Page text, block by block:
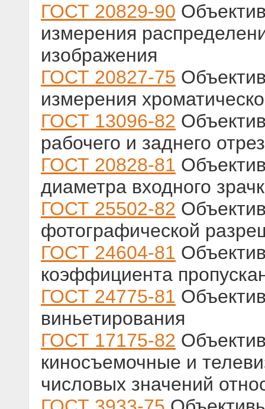
ГОСТ 20829-90
измерения
изображения
ГОСТ 20827-75
измерения
ГОСТ 13096-82
рабочего и заднего
ГОСТ 20828-81
диаметра входного
ГОСТ 25502-82
фотографической
ГОСТ 24604-81
коэффициента
ГОСТ 24775-81
виньетирования
ГОСТ 17175-82
киносъемочные и
числовых значений